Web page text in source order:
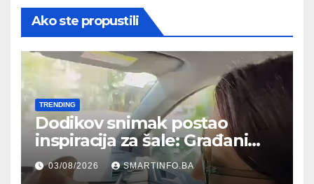
Ako ste propustili
TRENDING
Dodikov snimak postao
inspiracija za šale: Građani
kroz parodiju poslali poruku
03/08/2026 SMARTINFO.BA